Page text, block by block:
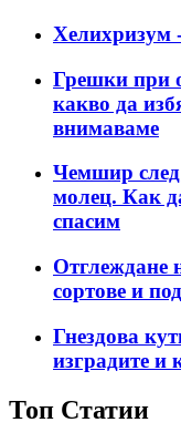
Хелихризум
Грешки при
какво да
внимаваме
Чемшир
молец. Как
спасим
Отглеждане
сортове и
Гнездова
изградите и
Топ Статии